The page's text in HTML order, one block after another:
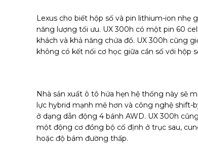
Lexus cho biết hộp số và pin lithium-ion nhẹ
năng lượng tối ưu. UX 300h có một pin 60
khách và khả năng chứa đồ. UX 300h cũng
không có kết nối cơ học giữa cần số với hộp
Nhà sản xuất ô tô hứa hẹn hệ thống này sẽ
lực hybrid mạnh mẽ hơn và công nghệ
ở dạng dẫn động 4 bánh AWD. UX 300h
một động cơ đồng bộ cố định ở trục sau,
hoặc độ bám đường thấp.